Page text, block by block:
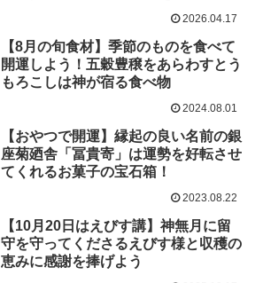
2026.04.17
【8月の旬食材】季節のものを食べて
開運しよう！五穀豊穣をあらわすとう
もろこしは神が宿る食べ物
2024.08.01
【おやつで開運】縁起の良い名前の銀
座菊廼舎「冨貴寄」は運勢を好転させ
てくれるお菓子の宝石箱！
2023.08.22
【10月20日はえびす講】神無月に留
守を守ってくださるえびす様と収穫の
恵みに感謝を捧げよう